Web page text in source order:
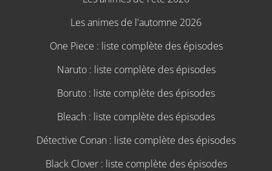
Les animes de l'automne 2026
One Piece : liste complète des épisodes
Naruto : liste complète des épisodes
Boruto : liste complète des épisodes
Bleach : liste complète des épisodes
Détective Conan : liste complète des épisodes
Black Clover : liste complète des épisodes